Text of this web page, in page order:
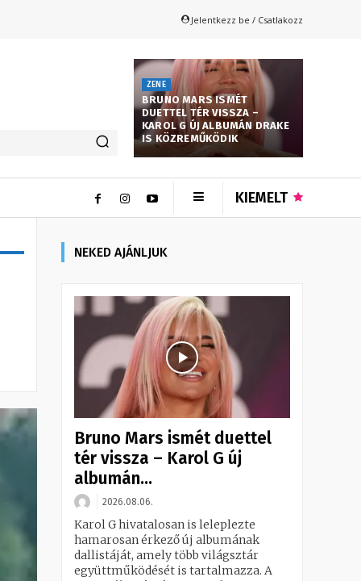
Jelentkezz be / Csatlakozz
ZENE
BRUNO MARS ISMÉT
DUETTEL TÉR VISSZA –
KAROL G ÚJ ALBUMÁN DRAKE
IS KÖZREMŰKÖDIK
KIEMELT
NEKED AJÁNLJUK
Bruno Mars ismét duettel
tér vissza – Karol G új
albumán...
2026.08.06.
Karol G hivatalosan is leleplezte
hamarosan érkező új albumának
dallistáját, amely több világsztár
együttműködését is tartalmazza. A